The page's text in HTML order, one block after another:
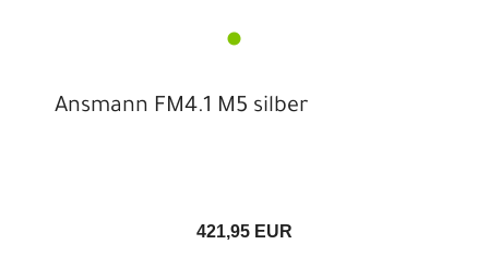
Ansmann FM4.1 M5 silber
421,95 EUR